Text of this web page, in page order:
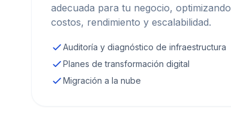
adecuada para tu negocio, optimizando
costos, rendimiento y escalabilidad.
Auditoría y diagnóstico de infraestructura
Planes de transformación digital
Migración a la nube